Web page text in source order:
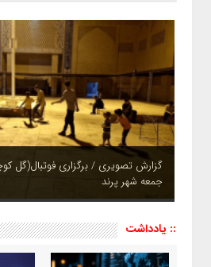
چشم نوازی بوستان های شهر پرند در
:: یادداشت